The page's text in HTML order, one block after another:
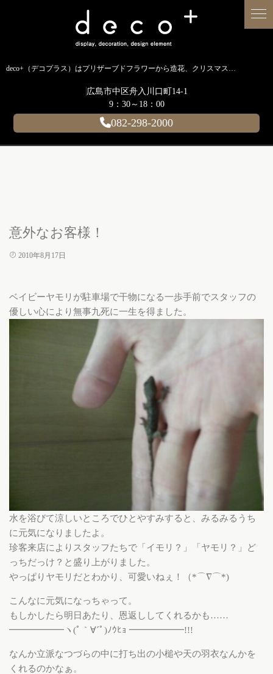
deco+（デコプラス）はプリザーブドフラワーから造花、クリスマス装飾、イルミネーションに至るまで扱う広島のディスプレイ専門ショップです。
広島市中区舟入川口町14-1
9：30～18：00
082-298-2000
意外なお客様！
2010年8月17日
ベイビーヤモリが駐車場で干物になる一歩手前でスタッフの
優しい心により無事九死に一生を得ました。
水を浴びて涼しいところでひとやすみすると、みるみるうち
に元気になりましたよ。
珍客来店によりスタッフたちで「イモリ？」「ヤモリ？」ど
っちだっけ？と盛り上がりました。
やっぱりヤモリだとわかり、可愛いねぇ！（*⌒∇⌒*)
こんなに元気になっちゃって。
もしかしたら明日あたり、恩返ししてくれるかも……
━━━━━━ヽ(ﾟ｀∀´ﾟ)ﾉｳﾋｮ ━━━━━━!!!
なんか立派なつづらの中に打ち出の小槌や天の羽衣なんかを
くれるのかなぁ。